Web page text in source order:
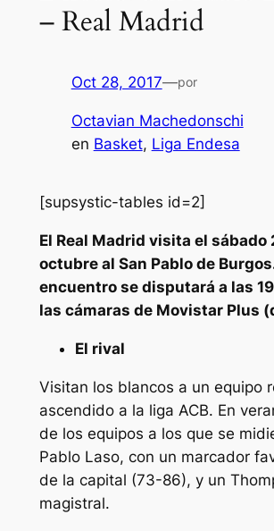
– Real Madrid
Oct 28, 2017—por
Octavian Machedonschi
en Basket, Liga Endesa
[supsystic-tables id=2]
El Real Madrid visita el sábado
octubre al San Pablo de
encuentro se disputará a las
las cámaras de Movistar Plus
El rival
Visitan los blancos a un equipo
ascendido a la liga ACB. En
de los equipos a los que se
Pablo Laso, con un marcador
de la capital (73-86), y un
magistral.